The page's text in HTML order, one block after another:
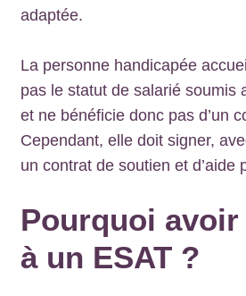
adaptée.
La personne handicapée
pas le statut de salarié soumis
et ne bénéficie donc pas d’un
Cependant, elle doit signer,
un contrat de soutien et d’aide
Pourquoi
à un ESAT ?